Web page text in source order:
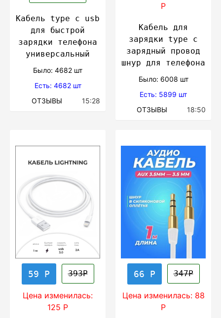
Кабель type c usb
для быстрой
зарядки телефона
универсальный
Было: 4682 шт
Есть: 4682 шт
ОТЗЫВЫ
15:28
Р
Кабель для
зарядки type c
зарядный провод
шнур для телефона
Было: 6008 шт
Есть: 5899 шт
ОТЗЫВЫ
18:50
59 Р 393Р
Цена изменилась:
125 Р
66 Р 347Р
Цена изменилась: 88
Р